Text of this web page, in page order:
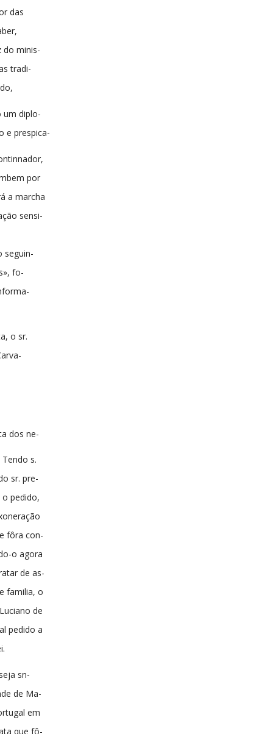
das
do minis-
tradi-
um diplo-
e prespica-
por
a marcha
sensi-
seguin-
fo-
o sr.
dos ne-
s.
sr. pre-
pedido,
fôra con-
o agora
de as-
familia, o
de
pedido a
sn-
de Ma-
em
que fô-